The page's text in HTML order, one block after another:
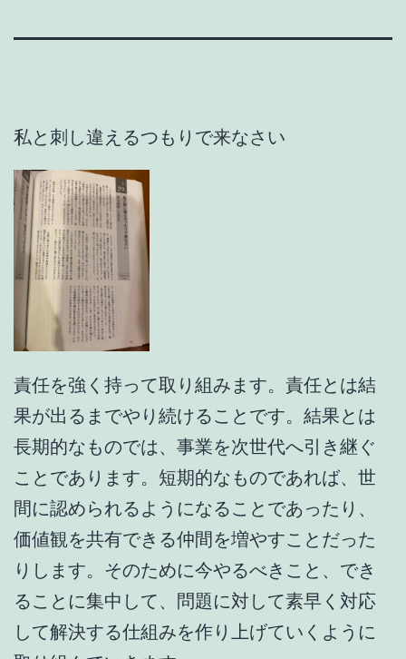
私と刺し違えるつもりで来なさい
責任を強く持って取り組みます。責任とは結
果が出るまでやり続けることです。結果とは
長期的なものでは、事業を次世代へ引き継ぐ
ことであります。短期的なものであれば、世
間に認められるようになることであったり、
価値観を共有できる仲間を増やすことだった
りします。そのために今やるべきこと、でき
ることに集中して、問題に対して素早く対応
して解決する仕組みを作り上げていくように